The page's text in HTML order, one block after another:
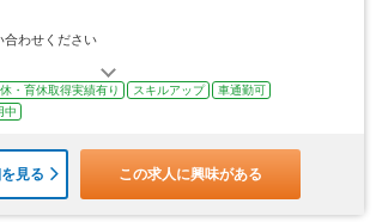
わせください
・育休取得実績有り スキルアップ
車通勤可
中
見る この求人に興味がある